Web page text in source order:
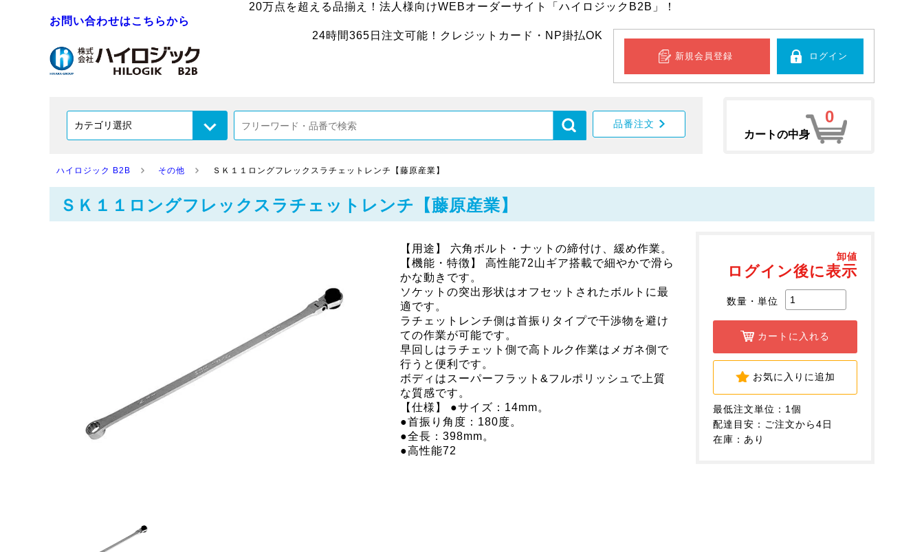
20万点を超える品揃え！法人様向けWEBオーダーサイト「ハイロジックB2B」！
お問い合わせはこちらから
24時間365日注文可能！クレジットカード・NP掛払OK
新規会員登録 ログイン
品番注文
カートの中身
0
ハイロジック B2B その他 ＳＫ１１ロングフレックスラチェットレンチ【藤原産業】
ＳＫ１１ロングフレックスラチェットレンチ【藤原産業】
卸値
ログイン後に表示
数量・単位
カートに入れる
お気に入りに追加
最低注文単位：1個
配達目安：ご注文から4日
在庫：あり
【用途】 六角ボルト・ナットの締付け、緩め作業。
【機能・特徴】 高性能72山ギア搭載で細やかで滑ら
かな動きです。
ソケットの突出形状はオフセットされたボルトに最
適です。
ラチェットレンチ側は首振りタイプで干渉物を避け
ての作業が可能です。
早回しはラチェット側で高トルク作業はメガネ側で
行うと便利です。
ボディはスーパーフラット&フルポリッシュで上質
な質感です。
【仕様】 ●サイズ：14mm。
●首振り角度：180度。
●全長：398mm。
●高性能72